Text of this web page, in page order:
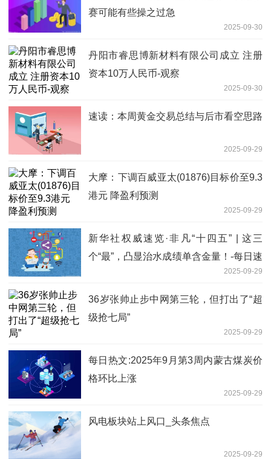
赛可能有些操之过急
2025-09-30
丹阳市睿思博新材料有限公司成立 注册
资本10万人民币-观察
2025-09-30
速读：本周黄金交易总结与后市看空思路
2025-09-29
大摩：下调百威亚太(01876)目标价至9.3
港元 降盈利预测
2025-09-29
新华社权威速览·非凡“十四五” | 这三
个“最”，凸显治水成绩单含金量！-每日速
2025-09-29
36岁张帅止步中网第三轮，但打出了“超
级抢七局”
2025-09-29
每日热文:2025年9月第3周内蒙古煤炭价
格环比上涨
2025-09-29
风电板块站上风口_头条焦点
2025-09-29